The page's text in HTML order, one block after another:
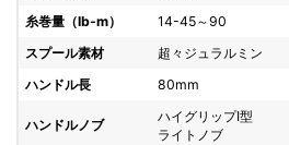
糸巻量（lb-m）
14-45～90
スプール素材
超々ジュラルミン
ハンドル長
80mm
ハンドルノブ
ハイグリップI型
ライトノブ